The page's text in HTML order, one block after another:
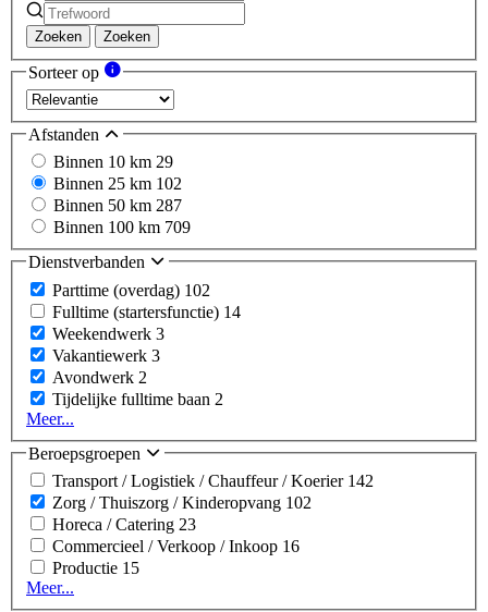
Zoeken Zoeken
Sorteer op
Afstanden
Binnen 10 km 29
Binnen 25 km 102
Binnen 50 km 287
Binnen 100 km 709
Dienstverbanden
Parttime (overdag) 102
Fulltime (startersfunctie) 14
Weekendwerk 3
Vakantiewerk 3
Avondwerk 2
Tijdelijke fulltime baan 2
Meer...
Beroepsgroepen
Transport / Logistiek / Chauffeur / Koerier 142
Zorg / Thuiszorg / Kinderopvang 102
Horeca / Catering 23
Commercieel / Verkoop / Inkoop 16
Productie 15
Meer...